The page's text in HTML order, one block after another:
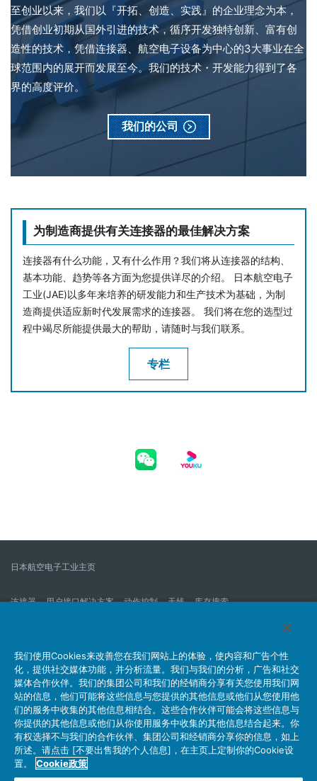
至创业以来，我们以『开拓、创造、实践』的企业理念为本，
凭借创业初期从国外引进的技术，循序开发独特创新、富有创
造性的技术，凭借连接器、航空电子设备为中心的3大事业在全
球范围内的展开而发展至今。我们的技术・开发能力得到了各
界的高度评价。
我们的公司
为制造商提供有关连接器的最佳解决方案
连接器有什么功能，又有什么作用？我们将从连接器的结构、
基本功能、趋势等各方面为您提供详尽的介绍。 日本航空电子
工业(JAE)以多年来培养的研发能力和生产技术为基础，为制
造商提供适应新时代发展需求的连接器。 我们将在您的选型过
程中竭尽所能提供最大的帮助，请随时与我们联系。
专栏
日本航空电子工业主页
连接器 用户接口解决方案 动作控制 天线 库存搜索
我们的公司 企业社会责任 IR消息 公司新到信息列表
产品信息新的列表
网站地图
联系我们
个人信息保护方针 JAE Cookie政策
关于利用本网站
社交媒体官方账号运营方针
我们使用Cookies来改善您在我们网站上的体验，使内容和广告个性
化，提供社交媒体功能，并分析流量。我们与我们的分析，广告和社交
媒体合作伙伴。我们的集团公司和我们的经销商分享有关您使用我们网
站的信息，他们可能将这些信息与您提供的其他信息或他们从您使用他
们的服务中收集的其他信息相结合。这些合作伙伴可能会将这些信息与
你提供的其他信息或他们从你使用服务中收集的其他信息结合起来。你
有权选择不与我们的合作伙伴、集团公司和经销商分享你的信息，如上
所述。请点击 [不要出售我的个人信息]，在主页上定制你的Cookie设
置。
Cookie政策